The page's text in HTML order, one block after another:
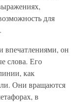
для
впечатлениями, он
слова. Его
как
Они вращаются
в